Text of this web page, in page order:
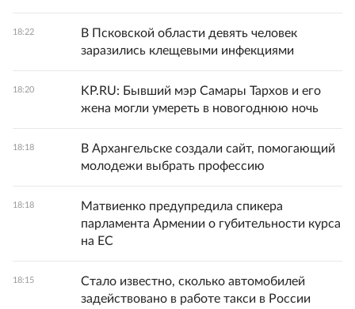
18:22
В Псковской области девять человек
заразились клещевыми инфекциями
18:20
KP.RU: Бывший мэр Самары Тархов и его
жена могли умереть в новогоднюю ночь
18:18
В Архангельске создали сайт, помогающий
молодежи выбрать профессию
18:18
Матвиенко предупредила спикера
парламента Армении о губительности курса
на ЕС
18:15
Стало известно, сколько автомобилей
задействовано в работе такси в России